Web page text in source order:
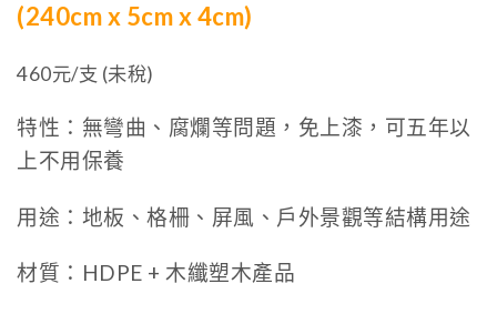
(240cm x 5cm x 4cm)
460元/支 (未稅)
特性：無彎曲、腐爛等問題，免上漆，可五年以
上不用保養
用途：地板、格柵、屏風、戶外景觀等結構用途
材質：HDPE + 木纖塑木產品